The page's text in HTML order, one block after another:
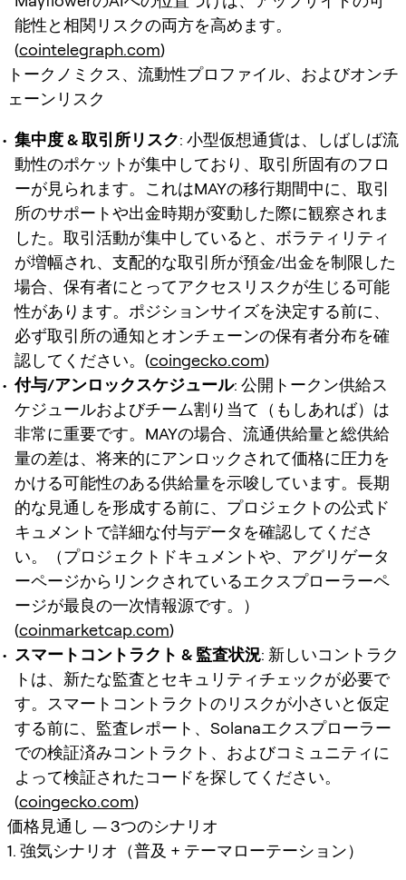
能性と相関リスクの両方を高めます。
(cointelegraph.com)
トークノミクス、流動性プロファイル、およびオンチ
ェーンリスク
集中度 & 取引所リスク: 小型仮想通貨は、しばしば流
動性のポケットが集中しており、取引所固有のフロ
ーが見られます。これはMAYの移行期間中に、取引
所のサポートや出金時期が変動した際に観察されま
した。取引活動が集中していると、ボラティリティ
が増幅され、支配的な取引所が預金/出金を制限した
場合、保有者にとってアクセスリスクが生じる可能
性があります。ポジションサイズを決定する前に、
必ず取引所の通知とオンチェーンの保有者分布を確
認してください。(coingecko.com)
付与/アンロックスケジュール: 公開トークン供給ス
ケジュールおよびチーム割り当て（もしあれば）は
非常に重要です。MAYの場合、流通供給量と総供給
量の差は、将来的にアンロックされて価格に圧力を
かける可能性のある供給量を示唆しています。長期
的な見通しを形成する前に、プロジェクトの公式ド
キュメントで詳細な付与データを確認してくださ
い。（プロジェクトドキュメントや、アグリゲータ
ーページからリンクされているエクスプローラーペ
ージが最良の一次情報源です。）
(coinmarketcap.com)
スマートコントラクト & 監査状況: 新しいコントラク
トは、新たな監査とセキュリティチェックが必要で
す。スマートコントラクトのリスクが小さいと仮定
する前に、監査レポート、Solanaエクスプローラー
での検証済みコントラクト、およびコミュニティに
よって検証されたコードを探してください。
(coingecko.com)
価格見通し — 3つのシナリオ
1. 強気シナリオ（普及 + テーマローテーション）